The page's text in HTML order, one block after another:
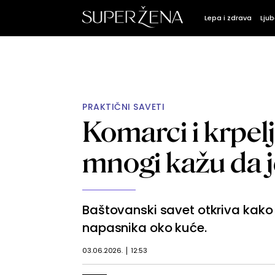
Lepa i zdrava
PRAKTIČNI SAVETI
Komarci i
mnogi kažu da
Baštovanski savet otkriva
napasnika oko kuće.
03.06.2026. 12:53